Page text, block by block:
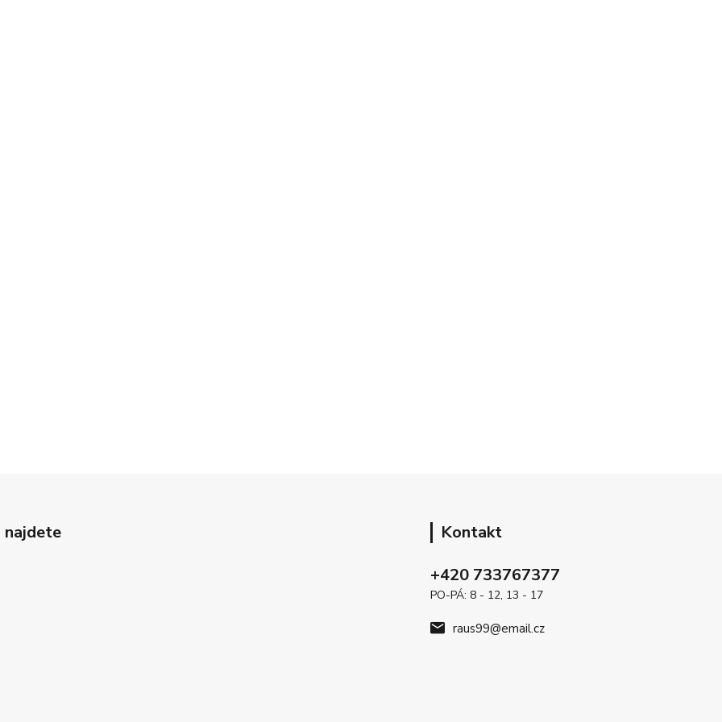
najdete
Kontakt
+420 733767377
PO-PÁ: 8 - 12, 13 - 17
raus99@email.cz